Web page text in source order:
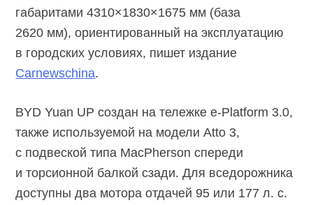
габаритами 4310×1830×1675 мм (база
2620 мм), ориентированный на эксплуатацию
в городских условиях, пишет издание
Carnewschina.
BYD Yuan UP создан на тележкеe-Platform 3.0,
также используемой на модели Atto 3,
с подвеской типа MacPherson спереди
и торсионной балкой сзади. Для вседорожника
доступны два мотора отдачей 95 или 177 л. с.